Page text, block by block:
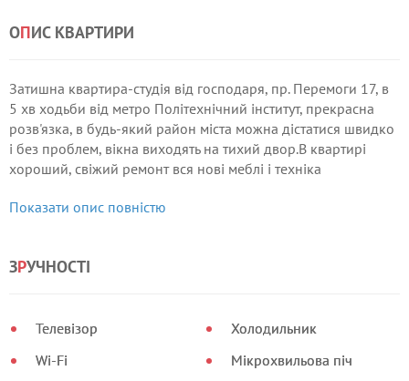
ОПИС КВАРТИРИ
Затишна квартира-студія від господаря, пр. Перемоги 17, в
5 хв ходьби від метро Політехнічний інститут, прекрасна
розв'язка, в будь-який район міста можна дістатися швидко
і без проблем, вікна виходять на тихий двор.В квартирі
хороший, свіжий ремонт вся нові меблі і техніка
бойлер, мікрохвильовка, газова плита, витяжка, праска,
Показати опис повністю
ЗРУЧНОСТІ
Телевізор
Wi-Fi
Холодильник
Мікрохвильова піч